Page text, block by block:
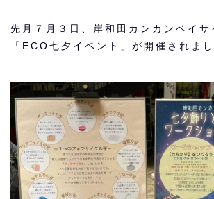
先月７月３日、岸和田カンカンベイサ
「ECO七夕イベント」が開催されまし